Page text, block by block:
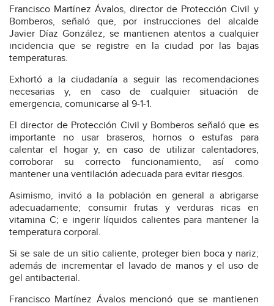
Francisco Martínez Ávalos, director de Protección Civil y
Bomberos, señaló que, por instrucciones del alcalde
Javier Díaz González, se mantienen atentos a cualquier
incidencia que se registre en la ciudad por las bajas
temperaturas.
Exhortó a la ciudadanía a seguir las recomendaciones
necesarias y, en caso de cualquier situación de
emergencia, comunicarse al 9-1-1.
El director de Protección Civil y Bomberos señaló que es
importante no usar braseros, hornos o estufas para
calentar el hogar y, en caso de utilizar calentadores,
corroborar su correcto funcionamiento, así como
mantener una ventilación adecuada para evitar riesgos.
Asimismo, invitó a la población en general a abrigarse
adecuadamente; consumir frutas y verduras ricas en
vitamina C; e ingerir líquidos calientes para mantener la
temperatura corporal.
Si se sale de un sitio caliente, proteger bien boca y nariz;
además de incrementar el lavado de manos y el uso de
gel antibacterial.
Francisco Martínez Ávalos mencionó que se mantienen